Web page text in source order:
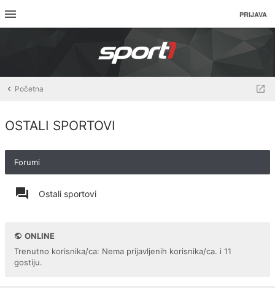
PRIJAVA
Početna
OSTALI SPORTOVI
Forumi
Ostali sportovi
ONLINE
Trenutno korisnika/ca: Nema prijavljenih korisnika/ca. i 11
gostiju.